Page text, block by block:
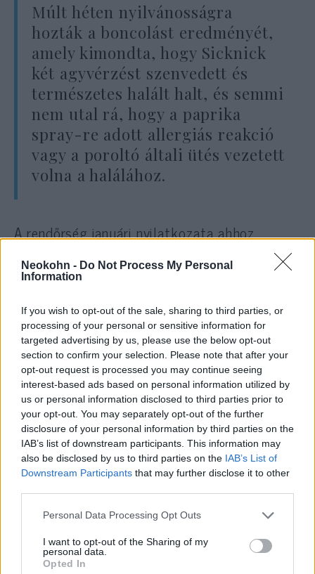
Neokohn - Do Not Process My Personal
Information
If you wish to opt-out of the sale, sharing to third parties, or
processing of your personal or sensitive information for
targeted advertising by us, please use the below opt-out
section to confirm your selection. Please note that after your
opt-out request is processed you may continue seeing
interest-based ads based on personal information utilized by
us or personal information disclosed to third parties prior to
your opt-out. You may separately opt-out of the further
disclosure of your personal information by third parties on the
IAB’s list of downstream participants. This information may
also be disclosed by us to third parties on the IAB’s List of
Downstream Participants that may further disclose it to other
Please note that this website/app uses one or more Google
not limited to your visit or usage behaviour. You may click to
grant or deny consent to Google and its third-party tags to
use your data for below specified purposes in below Google
Personal Data Processing Opt Outs
I want to opt-out of the Sharing of my
personal data.
Opted In
Múlt héten nyilvánosságra
hozták a boncolást eredményét,
amely kimondta, hogy Sicknick
két agyvérzést szenvedett és
természetes halált halt, és semmi
nem utal rá, hogy a paprika
spray-re adott allergiás reakció
vagy a poroltó általi ütés vezetett
volna a halálához.
A rendőrség januári nyilatkozata ahhoz
halálát, és úgy kezelték, mint Trump
is fel lett használva a halála. Sicknick
tiszteletére felvonult a demokrata vezetés.
A washingtoni rendőrség csak egy hónappal a
halál után kérte a médiát, hogy amíg nincs
hivatalos eredménye a halottkémi
vizsgálatnak, addig ne spekuláljon senki, hogy
mi volt a halál oka, miután a család többször
kérte, hogy hagyják őket békében gyászolni.
A média hónapokig úgy kezelte a
rendőr halálát, hogy a tüntetők
ölték meg, ami valóban